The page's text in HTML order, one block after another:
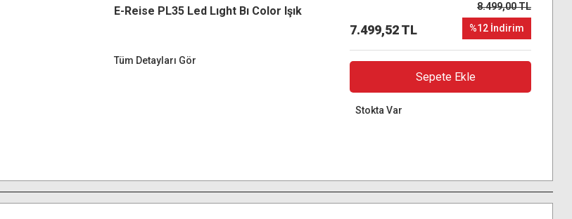
E-Reise PL35 Led Lıght Bı Color Işık
Tüm Detayları Gör
7.499,52 TL
8.499,00 TL
%12 İndirim
Sepete Ekle
Stokta Var